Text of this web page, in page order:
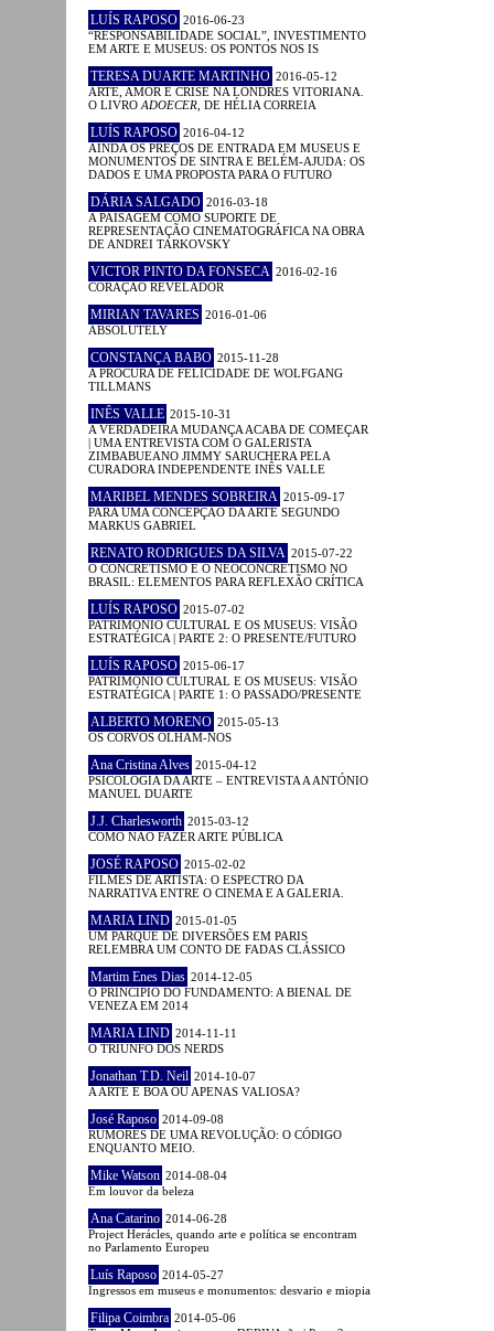
LUÍS RAPOSO 2016-06-23
“RESPONSABILIDADE SOCIAL”, INVESTIMENTO
EM ARTE E MUSEUS: OS PONTOS NOS IS
TERESA DUARTE MARTINHO 2016-05-12
ARTE, AMOR E CRISE NA LONDRES VITORIANA.
O LIVRO ADOECER , DE HÉLIA CORREIA
LUÍS RAPOSO 2016-04-12
AINDA OS PREÇOS DE ENTRADA EM MUSEUS E
MONUMENTOS DE SINTRA E BELÉM-AJUDA: OS
DADOS E UMA PROPOSTA PARA O FUTURO
DÁRIA SALGADO 2016-03-18
A PAISAGEM COMO SUPORTE DE
REPRESENTAÇÃO CINEMATOGRÁFICA NA OBRA
DE ANDREI TARKOVSKY
VICTOR PINTO DA FONSECA 2016-02-16
CORAÇÃO REVELADOR
MIRIAN TAVARES 2016-01-06
ABSOLUTELY
CONSTANÇA BABO 2015-11-28
A PROCURA DE FELICIDADE DE WOLFGANG
TILLMANS
INÊS VALLE 2015-10-31
A VERDADEIRA MUDANÇA ACABA DE COMEÇAR
| UMA ENTREVISTA COM O GALERISTA
ZIMBABUEANO JIMMY SARUCHERA PELA
CURADORA INDEPENDENTE INÊS VALLE
MARIBEL MENDES SOBREIRA 2015-09-17
PARA UMA CONCEPÇÃO DA ARTE SEGUNDO
MARKUS GABRIEL
RENATO RODRIGUES DA SILVA 2015-07-22
O CONCRETISMO E O NEOCONCRETISMO NO
BRASIL: ELEMENTOS PARA REFLEXÃO CRÍTICA
LUÍS RAPOSO 2015-07-02
PATRIMÓNIO CULTURAL E OS MUSEUS: VISÃO
ESTRATÉGICA | PARTE 2: O PRESENTE/FUTURO
LUÍS RAPOSO 2015-06-17
PATRIMÓNIO CULTURAL E OS MUSEUS: VISÃO
ESTRATÉGICA | PARTE 1: O PASSADO/PRESENTE
ALBERTO MORENO 2015-05-13
OS CORVOS OLHAM-NOS
Ana Cristina Alves 2015-04-12
PSICOLOGIA DA ARTE – ENTREVISTA A ANTÓNIO
MANUEL DUARTE
J.J. Charlesworth 2015-03-12
COMO NÃO FAZER ARTE PÚBLICA
JOSÉ RAPOSO 2015-02-02
FILMES DE ARTISTA: O ESPECTRO DA
NARRATIVA ENTRE O CINEMA E A GALERIA.
MARIA LIND 2015-01-05
UM PARQUE DE DIVERSÕES EM PARIS
RELEMBRA UM CONTO DE FADAS CLÁSSICO
Martim Enes Dias 2014-12-05
O PRINCÍPIO DO FUNDAMENTO: A BIENAL DE
VENEZA EM 2014
MARIA LIND 2014-11-11
O TRIUNFO DOS NERDS
Jonathan T.D. Neil 2014-10-07
A ARTE É BOA OU APENAS VALIOSA?
José Raposo 2014-09-08
RUMORES DE UMA REVOLUÇÃO: O CÓDIGO
ENQUANTO MEIO.
Mike Watson 2014-08-04
Em louvor da beleza
Ana Catarino 2014-06-28
Project Herácles, quando arte e política se encontram
no Parlamento Europeu
Luís Raposo 2014-05-27
Ingressos em museus e monumentos: desvario e miopia
Filipa Coimbra 2014-05-06